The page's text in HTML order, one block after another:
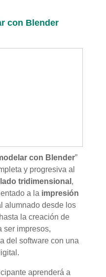
con Blender
con Blender”
y progresiva al
tridimensional ,
a la impresión
alumnado desde los
la creación de
ser impresos,
del software con una
aprenderá a